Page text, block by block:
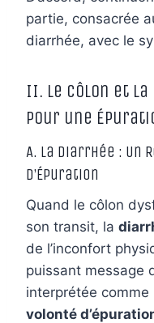
partie, consacrée
diarrhée, avec le
II. Le Côlon et la
pour une
A. La Diarrhée : Un
d’Épuration
Quand le côlon
son transit, la
de l’inconfort
puissant message
interprétée comme
volonté